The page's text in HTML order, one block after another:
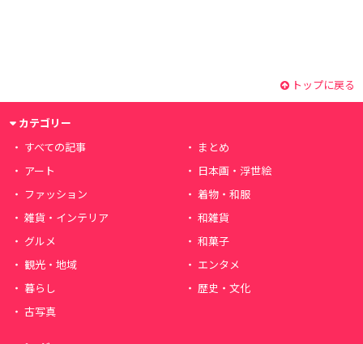
トップに戻る
カテゴリー
すべての記事
まとめ
アート
日本画・浮世絵
ファッション
着物・和服
雑貨・インテリア
和雑貨
グルメ
和菓子
観光・地域
エンタメ
暮らし
歴史・文化
古写真